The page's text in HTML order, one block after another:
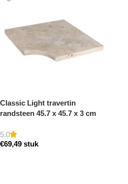
Classic Light travertin
randsteen 45.7 x 45.7 x 3 cm
getrommeld
5.0
€69,49 stuk